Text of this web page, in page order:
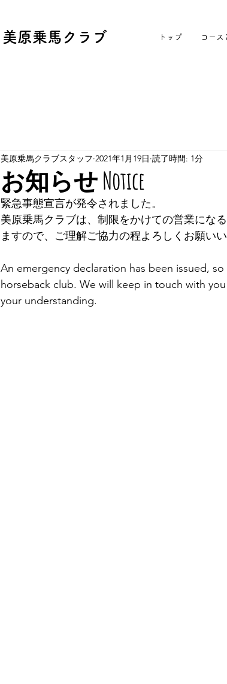
​美原乗馬クラブ トップ コース
お知らせ Notice
美原乗馬クラブスタッフ 2021年1月19日 読了時間: 1分
緊急事態宣言が発令されました。
美原乗馬クラブは、制限をかけての営業にな
ますので、ご理解ご協力の程よろしくお願いい
An emergency declaration has been issued,
horseback club. We will keep in touch with
your understanding.